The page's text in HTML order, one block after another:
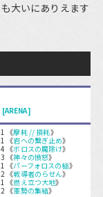
大いにありえます
[ARENA]
1 《摩耗 // 損耗》
1 《岩への繋ぎ止め》
4 《ボロスの魔除け》
3 《神々の憤怒》
1 《パーフォロスの槌》
2 《戦導者のらせん》
1 《燃え立つ大地》
2 《軍勢の集結》